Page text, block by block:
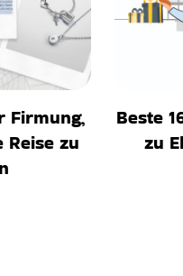
Firmung,
zu
Beste
zu